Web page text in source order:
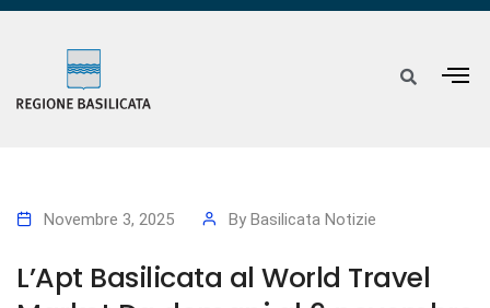
Novembre 3, 2025 By Basilicata Notizie
L’Apt Basilicata al World Travel